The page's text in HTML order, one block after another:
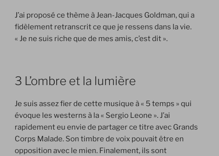
J’ai proposé ce thème à Jean-Jacques Goldman, qui a
fidèlement retranscrit ce que je ressens dans la vie.
« Je ne suis riche que de mes amis, c’est dit ».
3 L’ombre et la lumière
Je suis assez fier de cette musique à « 5 temps » qui
évoque les westerns à la « Sergio Leone ». J’ai
rapidement eu envie de partager ce titre avec Grands
Corps Malade. Son timbre de voix pouvait être en
opposition avec le mien. Finalement, ils sont